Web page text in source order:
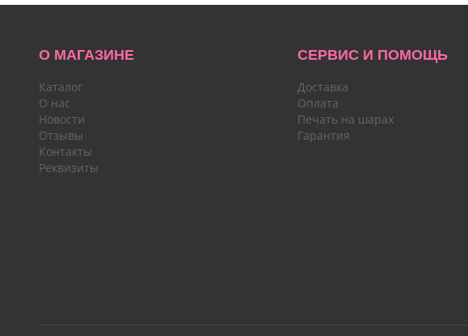
О МАГАЗИНЕ
Каталог
О нас
Новости
Отзывы
Контакты
Реквизиты
СЕРВИС И ПОМОЩЬ
Доставка
Оплата
Печать на шарах
Гарантия